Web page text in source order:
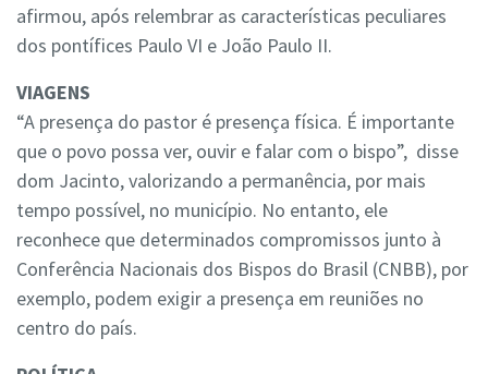
afirmou, após relembrar as características peculiares
dos pontífices Paulo VI e João Paulo II.
VIAGENS
“A presença do pastor é presença física. É importante
que o povo possa ver, ouvir e falar com o bispo”, disse
dom Jacinto, valorizando a permanência, por mais
tempo possível, no município. No entanto, ele
reconhece que determinados compromissos junto à
Conferência Nacionais dos Bispos do Brasil (CNBB), por
exemplo, podem exigir a presença em reuniões no
centro do país.